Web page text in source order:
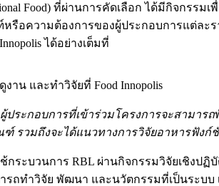
Food) ที่ผ่านการคัดเลือก ได้มีกิจกรร
รือความต้องการของผู้ประกอบการแต่ละ
ได้อย่างเต็มที่
าน และทำวิจัยที่ Food Innopolis
ประกอบการที่เข้าร่วมโครงการจะสามารถ
รวมถึงจะได้แนวทางการวิจัยอาหารฟัง
กระบวนการ RBL ผ่านกิจกรรมวิจัยเชิงป
ทำวิจัย พัฒนา และนวัตกรรมที่เป็นระบบ